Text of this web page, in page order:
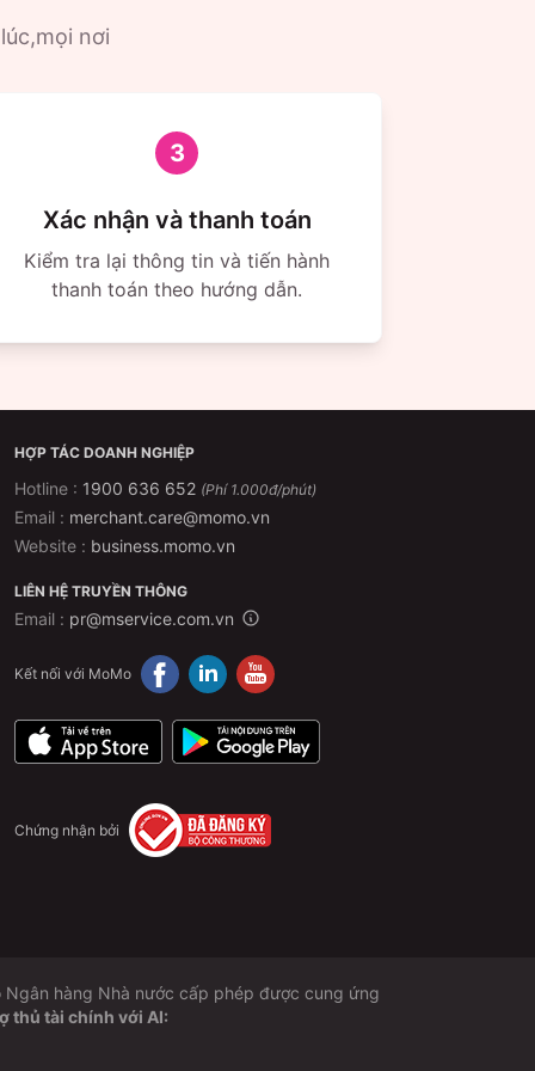
nơi
3
Xác nhận và thanh toán
Kiểm tra lại thông tin và tiến hành
thanh toán theo hướng dẫn.
HỢP TÁC DOANH NGHIỆP
Hotline : 1900 636 652 (Phí 1.000đ/phút)
Email : merchant.care@momo.vn
Website : business.momo.vn
LIÊN HỆ TRUYỀN THÔNG
Email : pr@mservice.com.vn
Kết nối với MoMo
Chứng nhận bởi
hàng Nhà nước cấp phép được cung ứng
thủ tài chính với AI: